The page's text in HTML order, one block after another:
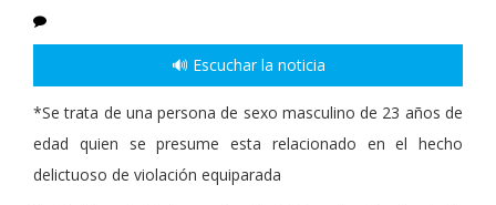
🔊 Escuchar la noticia
*Se trata de una persona de sexo masculino de 23 años de
edad quien se presume esta relacionado en el hecho
delictuoso de violación equiparada